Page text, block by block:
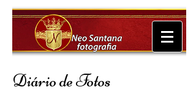
Diário de Fotos